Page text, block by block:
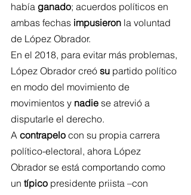
había ganado; acuerdos políticos en
ambas fechas impusieron la voluntad
de López Obrador.
En el 2018, para evitar más problemas,
López Obrador creó su partido político
en modo del movimiento de
movimientos y nadie se atrevió a
disputarle el derecho.
A contrapelo con su propia carrera
político-electoral, ahora López
Obrador se está comportando como
un típico presidente priista –con